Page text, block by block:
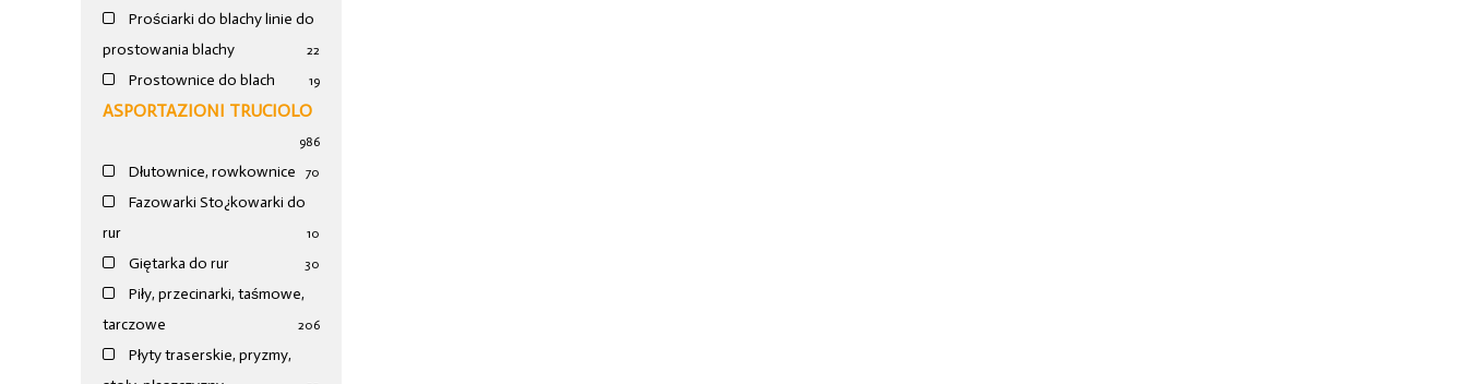
Prościarki do blachy linie do
prostowania blachy
22
Prostownice do blach 19
ASPORTAZIONI TRUCIOLO
986
Dłutownice, rowkownice 70
Fazowarki Sto¿kowarki do
rur
10
Giętarka do rur 30
Piły, przecinarki, taśmowe,
tarczowe
206
Płyty traserskie, pryzmy,